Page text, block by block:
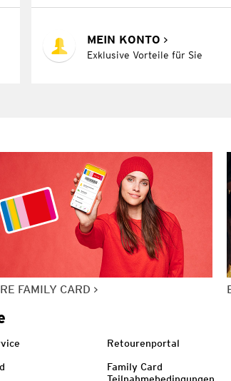
MEIN KONTO
Exklusive Vorteile für Sie
FAMILY CARD
Retourenportal
Family Card